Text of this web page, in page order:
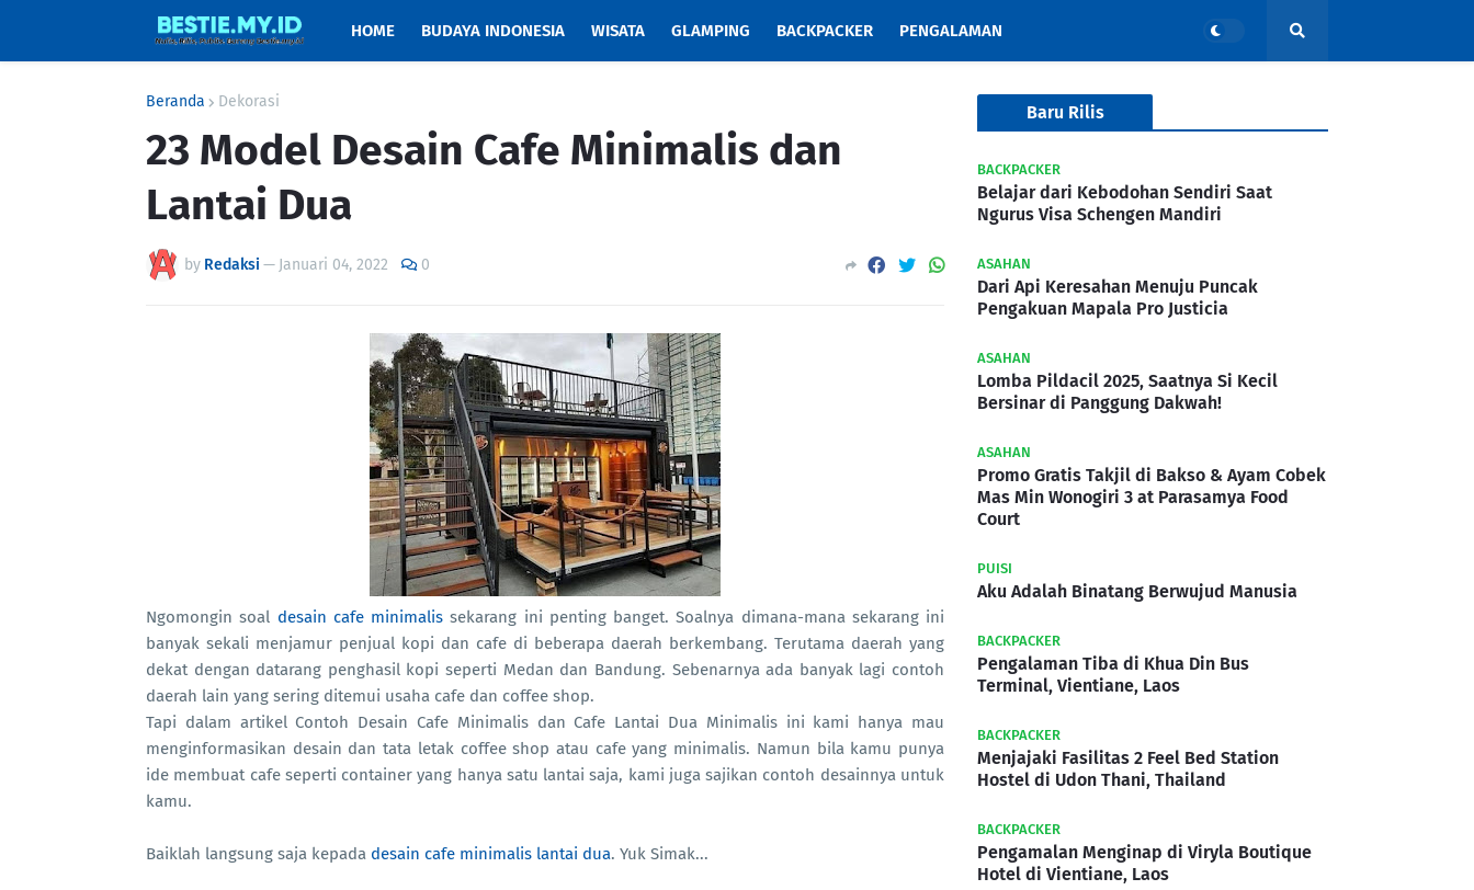
HOME BUDAYA INDONESIA WISATA GLAMPING BACKPACKER PENGALAMAN
Beranda Dekorasi
23 Model Desain Cafe Minimalis dan
Lantai Dua
by Redaksi — Januari 04, 2022 0
Ngomongin soal desain cafe minimalis sekarang ini penting banget. Soalnya dimana-mana sekarang ini
banyak sekali menjamur penjual kopi dan cafe di beberapa daerah berkembang. Terutama daerah yang
dekat dengan datarang penghasil kopi seperti Medan dan Bandung. Sebenarnya ada banyak lagi contoh
daerah lain yang sering ditemui usaha cafe dan coffee shop.
Tapi dalam artikel Contoh Desain Cafe Minimalis dan Cafe Lantai Dua Minimalis ini kami hanya mau
menginformasikan desain dan tata letak coffee shop atau cafe yang minimalis. Namun bila kamu punya
ide membuat cafe seperti container yang hanya satu lantai saja, kami juga sajikan contoh desainnya untuk
kamu.
Baiklah langsung saja kepada desain cafe minimalis lantai dua. Yuk Simak...
Baru Rilis
BACKPACKER
Belajar dari Kebodohan Sendiri Saat
Ngurus Visa Schengen Mandiri
ASAHAN
Dari Api Keresahan Menuju Puncak
Pengakuan Mapala Pro Justicia
ASAHAN
Lomba Pildacil 2025, Saatnya Si Kecil
Bersinar di Panggung Dakwah!
ASAHAN
Promo Gratis Takjil di Bakso & Ayam Cobek
Mas Min Wonogiri 3 at Parasamya Food
Court
PUISI
Aku Adalah Binatang Berwujud Manusia
BACKPACKER
Pengalaman Tiba di Khua Din Bus
Terminal, Vientiane, Laos
BACKPACKER
Menjajaki Fasilitas 2 Feel Bed Station
Hostel di Udon Thani, Thailand
BACKPACKER
Pengamalan Menginap di Viryla Boutique
Hotel di Vientiane, Laos